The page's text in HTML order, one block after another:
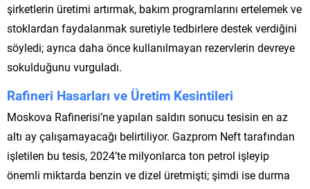
şirketlerin üretimi artırmak, bakım programlarını ertelemek ve
stoklardan faydalanmak suretiyle tedbirlere destek verdiğini
söyledi; ayrıca daha önce kullanılmayan rezervlerin devreye
sokulduğunu vurguladı.
Rafineri Hasarları ve Üretim Kesintileri
Moskova Rafinerisi’ne yapılan saldırı sonucu tesisin en az
altı ay çalışamayacağı belirtiliyor. Gazprom Neft tarafından
işletilen bu tesis, 2024’te milyonlarca ton petrol işleyip
önemli miktarda benzin ve dizel üretmişti; şimdi ise durma